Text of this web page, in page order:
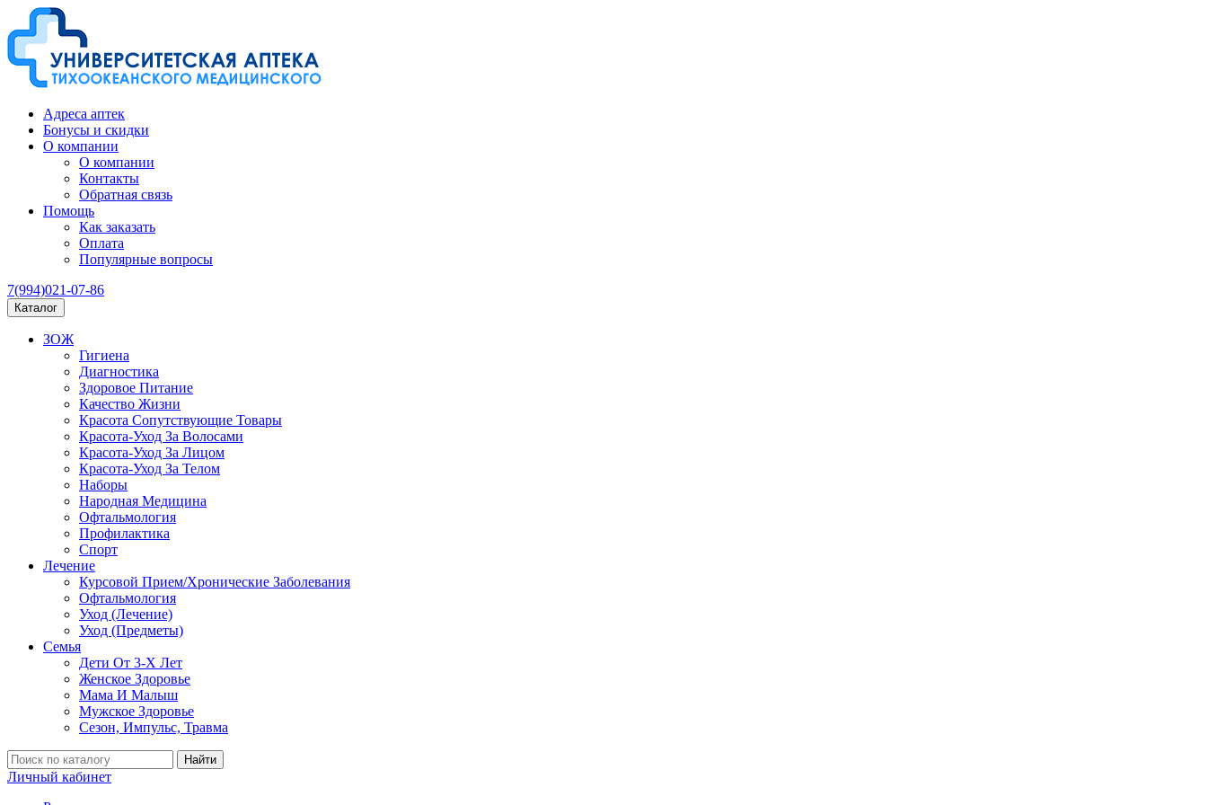
Адреса аптек
Бонусы и скидки
О компании
О компании
Контакты
Обратная связь
Помощь
Как заказать
Оплата
Популярные вопросы
7(994)021-07-86
Каталог
ЗОЖ
Гигиена
Диагностика
Здоровое Питание
Качество Жизни
Красота Сопутствующие Товары
Красота-Уход За Волосами
Красота-Уход За Лицом
Красота-Уход За Телом
Наборы
Народная Медицина
Офтальмология
Профилактика
Спорт
Лечение
Курсовой Прием/Хронические Заболевания
Офтальмология
Уход (Лечение)
Уход (Предметы)
Семья
Дети От 3-Х Лет
Женское Здоровье
Мама И Малыш
Мужское Здоровье
Сезон, Импульс, Травма
Найти
Личный кабинет